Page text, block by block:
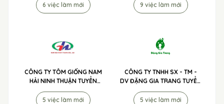
6 việc làm mới
9 việc làm mới
CÔNG TY TÔM GIỐNG NAM
HẢI NINH THUẬN TUYỂN
5 việc làm mới
CÔNG TY TNHH SX - TM -
DV ĐẶNG GIA TRANG TUYỂN
5 việc làm mới